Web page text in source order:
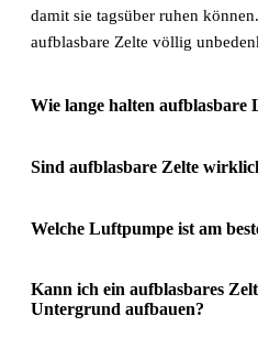
damit sie tagsüber ruhen
aufblasbare Zelte völlig
Wie lange halten aufblasbare
Sind aufblasbare Zelte
Welche Luftpumpe ist am
Kann ich ein aufblasbares
Untergrund aufbauen?